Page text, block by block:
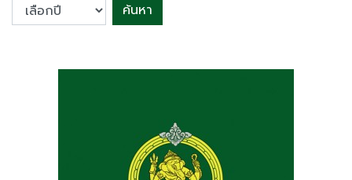
ค้นหา